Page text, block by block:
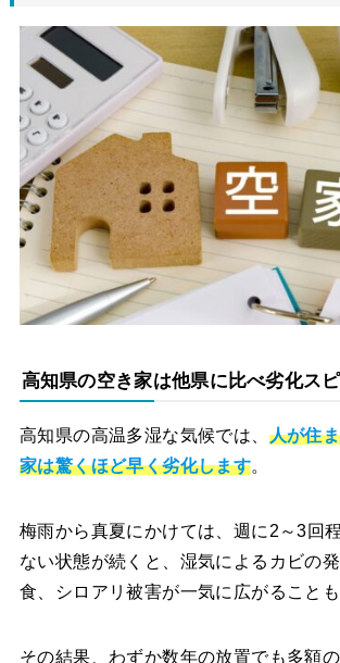
高知県の空き家は他県に比べ劣化ス
高知県の高温多湿な気候では、 人が住
家は驚くほど早く劣化します。
梅雨から真夏にかけては、週に2～3回
ない状態が続くと、湿気によるカビの
食、シロアリ被害が一気に広がることも
その結果、わずか数年の放置でも多額